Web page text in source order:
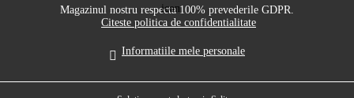
Magazinul nostru respecta 100% prevederile GDPR.
Citeste politica de confidentialitate
Informatiile mele personale